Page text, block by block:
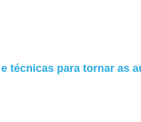
técnicas para tornar as